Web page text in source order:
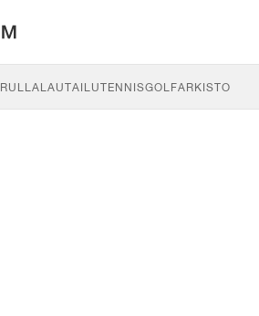
RULLALAUTAILUTENNISGOLFARKISTO